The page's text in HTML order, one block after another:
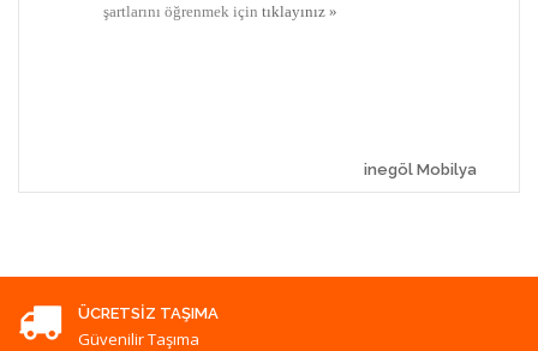
şartlarını öğrenmek için tıklayınız »
inegöl Mobilya
ÜCRETSIZ TAŞIMA
Güvenilir Taşıma